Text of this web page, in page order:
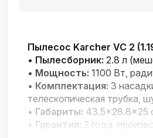
Пылесос Karcher VC 2
• Пылесборник: 2.8 л
• Мощность: 1100 Вт,
• Комплектация: 3
телескопическая трубка,
• Габариты: 43.5×28.8×25
• Гарантия: 2 года,